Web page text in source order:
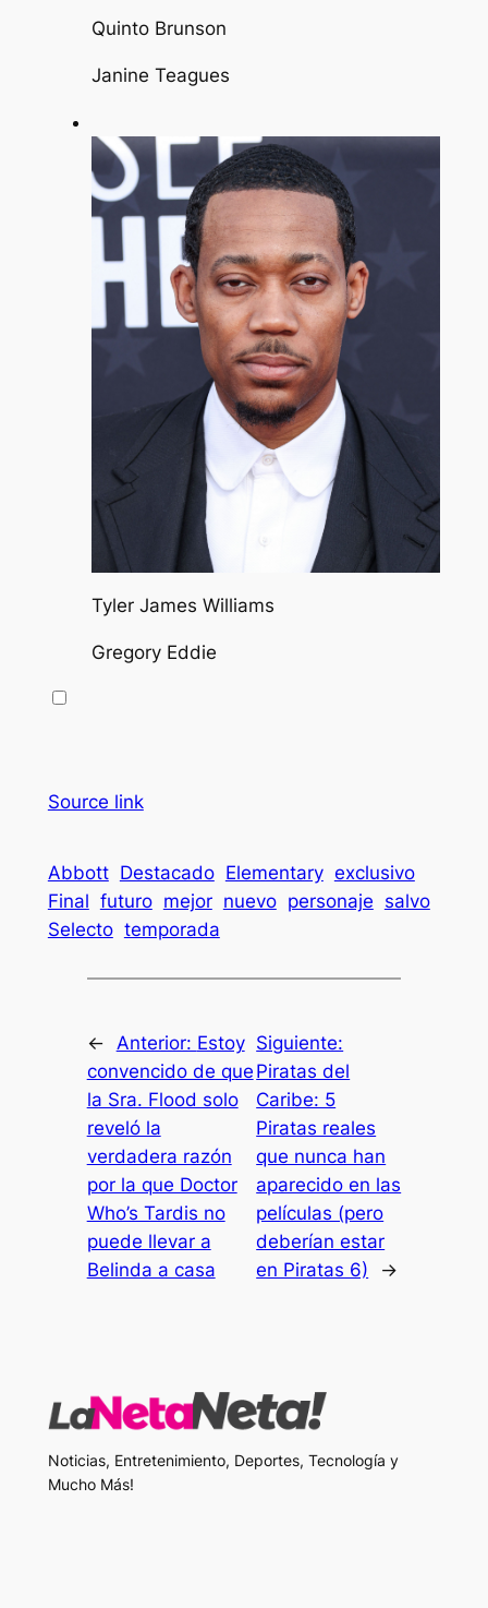
Quinto Brunson
Janine Teagues
Tyler James Williams
Gregory Eddie
Source link
Abbott Destacado Elementary exclusivo
Final futuro mejor nuevo personaje salvo
Selecto temporada
← Anterior: Estoy
convencido de que
la Sra. Flood solo
reveló la
verdadera razón
por la que Doctor
Who’s Tardis no
puede llevar a
Belinda a casa
Siguiente:
Piratas del
Caribe: 5
Piratas reales
que nunca han
aparecido en las
películas (pero
deberían estar
en Piratas 6)
→
Noticias, Entretenimiento, Deportes, Tecnología y
Mucho Más!